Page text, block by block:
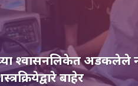
श्वासनलिकेत अडकलेले
बाहेर